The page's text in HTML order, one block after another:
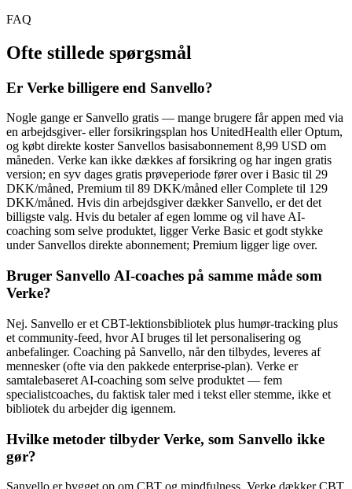
FAQ
Ofte stillede spørgsmål
Er Verke billigere end Sanvello?
Nogle gange er Sanvello gratis — mange brugere får appen med via
en arbejdsgiver- eller forsikringsplan hos UnitedHealth eller Optum,
og købt direkte koster Sanvellos basisabonnement 8,99 USD om
måneden. Verke kan ikke dækkes af forsikring og har ingen gratis
version; en syv dages gratis prøveperiode fører over i Basic til 29
DKK/måned, Premium til 89 DKK/måned eller Complete til 129
DKK/måned. Hvis din arbejdsgiver dækker Sanvello, er det det
billigste valg. Hvis du betaler af egen lomme og vil have AI-
coaching som selve produktet, ligger Verke Basic et godt stykke
under Sanvellos direkte abonnement; Premium ligger lige over.
Bruger Sanvello AI-coaches på samme måde som
Verke?
Nej. Sanvello er et CBT-lektionsbibliotek plus humør-tracking plus
et community-feed, hvor AI bruges til let personalisering og
anbefalinger. Coaching på Sanvello, når den tilbydes, leveres af
mennesker (ofte via den pakkede enterprise-plan). Verke er
samtalebaseret AI-coaching som selve produktet — fem
specialistcoaches, du faktisk taler med i tekst eller stemme, ikke et
bibliotek du arbejder dig igennem.
Hvilke metoder tilbyder Verke, som Sanvello ikke
gør?